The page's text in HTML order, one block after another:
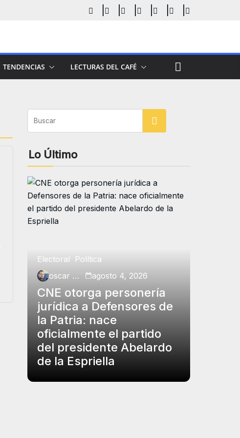
TENDENCIAS LECTURAS DEL CAFÉ
Buscar
Lo Último
Electoral
Política
oscar charry
agosto 4, 2026
CNE otorga personería
jurídica a Defensores de
la Patria: nace
oficialmente el partido
del presidente Abelardo
de la Espriella